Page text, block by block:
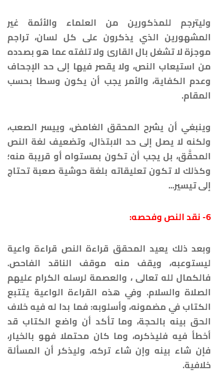
وليترجم للمذكورين من العلماء والأئمة غير
المشهورين الذي يذكرون على كل لسان، تراجم
موجزة لا تشغل بال القارئ ولا تلفته عما هو بصدده
من استيعاب النص، ولا يقصر فيها إلى حد الإجحاف
وعدم الكفاية، والأمر يجب أن يكون وسطا بحسب
المقام.
وينبغي أن يشرح المحقق الغامض، وييسر الصعب،
ولكنه لا يصل إلى حد الابتذال، وتضعيف لغة النص
المحقَّق، بل يجب أن تكون بمستواه أو قريبة منه؛
وكذلك لا تكون تعليقاته بلغة حوشية صعبة تحتاج
إلى تيسير...
6- نقد النص وفحصه:
وبعد ذلك يعيد المحقق قراءة النص قراءة واعية
ليستوعبه، ويقف منه موقف الناقد الفاحص.
فالكمال لله تعالى ، والعصمة لرسله الكرام عليهم
الصلاة والسلام. وفي هذه القراءة الواعية يتتبع
الكتاب في مضمونه، وأسلوبه: فما بدا له فيه خلاف
الحق بينه بالحجة، وما تأكد أن واضع الكتاب قد
أخطأ فيه فليذكره، وما كان محتملا فهو بالخيار،
فإن شاء بينه وإن شاء تركه، وليذكر أن المسألة
خلافية.